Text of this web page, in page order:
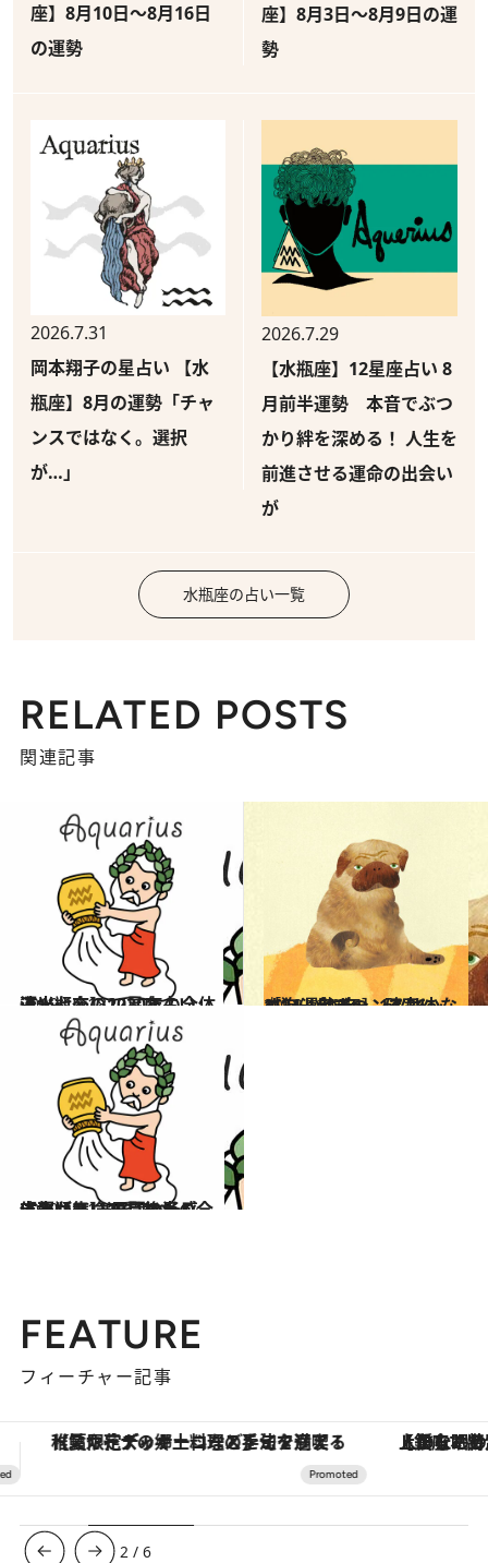
座】8月10日～8月16日
の運勢
座】8月3日～8月9日の運
勢
2026.7.31
岡本翔子の星占い 【水
瓶座】8月の運勢「チャ
ンスではなく。選択
が…」
2026.7.29
【水瓶座】12星座占い 8
月前半運勢 本音でぶつ
かり絆を深める！ 人生を
前進させる運命の出会い
が
水瓶座の占い一覧
RELATED POSTS
関連記事
2019.12.18
流光七奈の12星座占い 【水瓶座】2020年の全体運
占い 2019.12.23
［狗(いぬ)年］12/26～1/24運勢チャンスは少なめ。一歩ずつ、確実に
占い
2019.12.11
【水瓶座】12月後半の全体運は？ 急展開の予感。吉報が舞い込むかも！
占い
FEATURE
フィーチャー記事
【銀座で出合う最旬美容】美髪ケアや上質な眠り…セルフケアのアップデートから、特別な名入れギフトまで。大人のための「ReFa GINZA」クルーズ
3 /6